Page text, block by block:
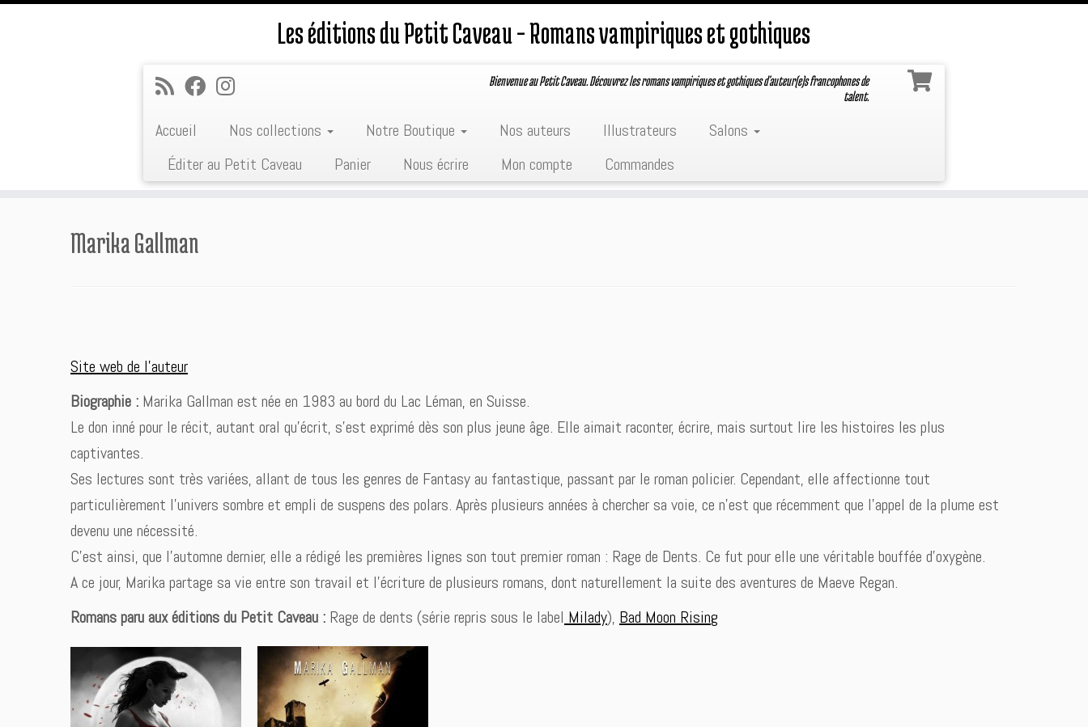
Les éditions du Petit Caveau – Romans vampiriques et gothiques
Bienvenue au Petit Caveau. Découvrez les romans vampiriques et gothiques d'auteur(e)s francophones de
talent.
Accueil Nos collections Notre Boutique Nos auteurs Illustrateurs
Salons
Éditer au Petit Caveau
Panier Nous écrire Mon compte Commandes
Marika Gallman
Site web de l’auteur
Biographie : Marika Gallman est née en 1983 au bord du Lac Léman, en Suisse.
Le don inné pour le récit, autant oral qu’écrit, s’est exprimé dès son plus jeune âge. Elle aimait raconter, écrire, mais surtout lire les histoires les plus
captivantes.
Ses lectures sont très variées, allant de tous les genres de Fantasy au fantastique, passant par le roman policier. Cependant, elle affectionne tout
particulièrement l’univers sombre et empli de suspens des polars. Après plusieurs années à chercher sa voie, ce n’est que récemment que l’appel de la plume est
devenu une nécessité.
C’est ainsi, que l’automne dernier, elle a rédigé les premières lignes son tout premier roman : Rage de Dents. Ce fut pour elle une véritable bouffée d’oxygène.
A ce jour, Marika partage sa vie entre son travail et l’écriture de plusieurs romans, dont naturellement la suite des aventures de Maeve Regan.
Romans paru aux éditions du Petit Caveau : Rage de dents (série repris sous le label Milady), Bad Moon Rising